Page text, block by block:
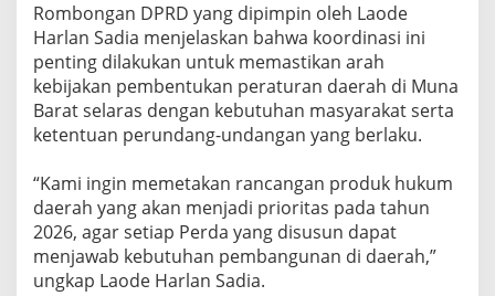
‎Rombongan DPRD yang dipimpin oleh Laode
Harlan Sadia menjelaskan bahwa koordinasi ini
penting dilakukan untuk memastikan arah
kebijakan pembentukan peraturan daerah di Muna
Barat selaras dengan kebutuhan masyarakat serta
ketentuan perundang-undangan yang berlaku.
‎“Kami ingin memetakan rancangan produk hukum
daerah yang akan menjadi prioritas pada tahun
2026, agar setiap Perda yang disusun dapat
menjawab kebutuhan pembangunan di daerah,”
ungkap Laode Harlan Sadia.